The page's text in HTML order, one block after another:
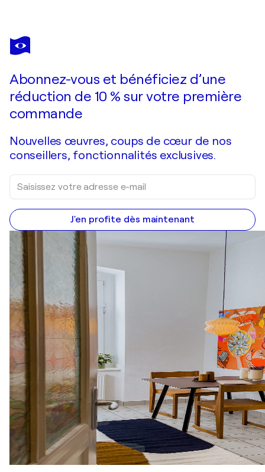
JOSE GABALDON
Slave Buffalo
Abonnez-vous et bénéficiez d’une
réduction de 10 % sur votre première
commande
Nouvelles œuvres, coups de cœur de nos
conseillers, fonctionnalités exclusives.
J'en profite dès maintenant